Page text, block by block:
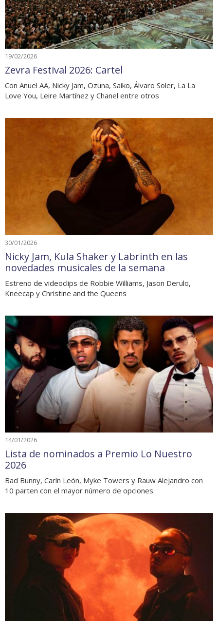
19/02/2026
Zevra Festival 2026: Cartel
Con Anuel AA, Nicky Jam, Ozuna, Saiko, Álvaro Soler, La La
Love You, Leire Martínez y Chanel entre otros
30/01/2026
Nicky Jam, Kula Shaker y Labrinth en las
novedades musicales de la semana
Estreno de videoclips de Robbie Williams, Jason Derulo,
Kneecap y Christine and the Queens
14/01/2026
Lista de nominados a Premio Lo Nuestro
2026
Bad Bunny, Carín León, Myke Towers y Rauw Alejandro con
10 parten con el mayor número de opciones